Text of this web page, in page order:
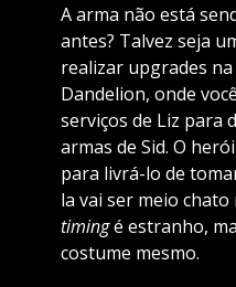
A arma não está
antes? Talvez seja
realizar upgrades
Dandelion, onde
serviços de Liz para
armas de Sid. O
para livrá-lo de
la vai ser meio
timingé estranho,
costume mesmo.